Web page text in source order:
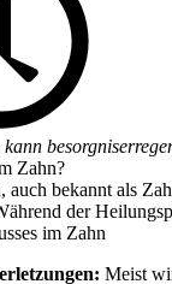
Zahn?
bekannt als
der
im Zahn
Meist